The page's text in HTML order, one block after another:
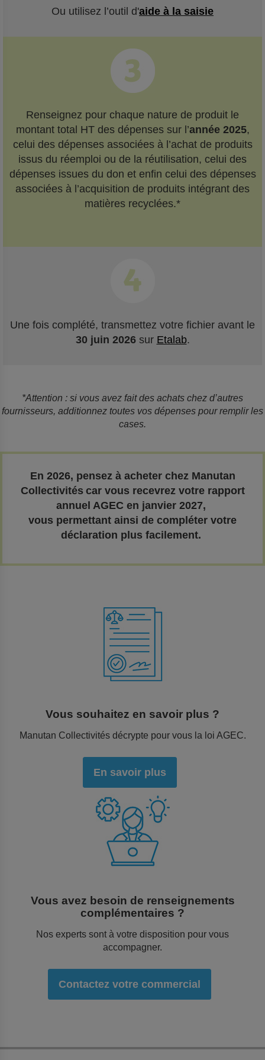
Ou utilisez l’outil d'aide à la saisie
Renseignez pour chaque nature de produit le
montant total HT des dépenses sur l’année 2025,
celui des dépenses associées à l’achat de produits
issus du réemploi ou de la réutilisation, celui des
dépenses issues du don et enfin celui des dépenses
associées à l’acquisition de produits intégrant des
matières recyclées.*
Une fois complété, transmettez votre fichier avant le
30 juin 2026sur Etalab.
*Attention : si vous avez fait des achats chez d’autres
fournisseurs, additionnez toutes vos dépenses pour remplir les
cases.
En 2026, pensez à acheter chez Manutan
Collectivités car vous recevrez votre rapport
annuel AGEC en janvier 2027,
vous permettant ainsi de compléter votre
déclaration plus facilement.
Vous souhaitez en savoir plus ?
Manutan Collectivités décrypte pour vous la loi AGEC.
En savoir plus
Vous avez besoin de renseignements
complémentaires ?
Nos experts sont à votre disposition pour vous
accompagner.
Contactez votre commercial